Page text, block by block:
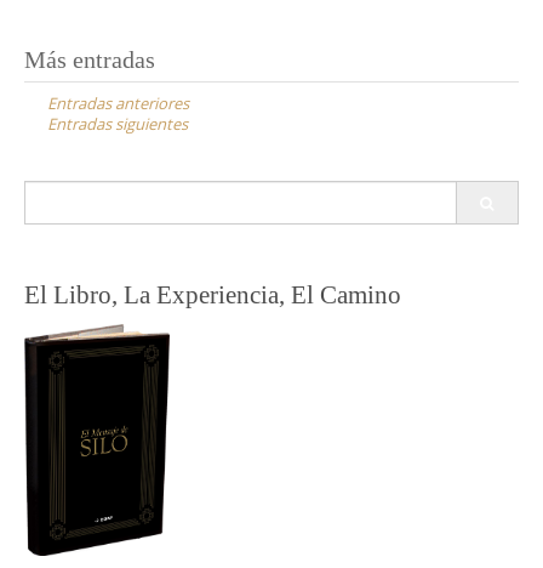
Navegación
de
entradas
Más entradas
Entradas anteriores
Entradas siguientes
El Libro, La Experiencia, El Camino